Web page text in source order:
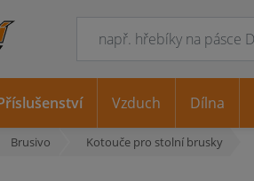
Brusivo Kotouče pro stolní brusky
Vzduch Dílna